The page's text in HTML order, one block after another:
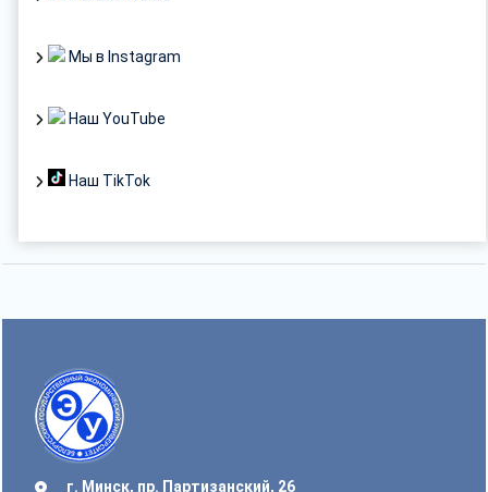
Мы в Instagram
Наш YouTube
Наш TikTok
г. Минск, пр. Партизанский, 26